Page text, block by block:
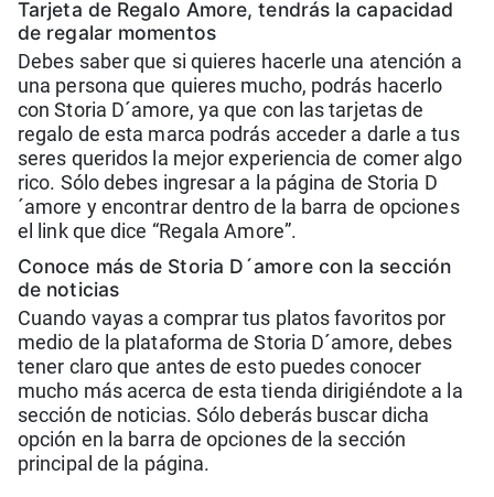
Tarjeta de Regalo Amore, tendrás la capacidad
de regalar momentos
Debes saber que si quieres hacerle una atención a
una persona que quieres mucho, podrás hacerlo
con Storia D´amore, ya que con las tarjetas de
regalo de esta marca podrás acceder a darle a tus
seres queridos la mejor experiencia de comer algo
rico. Sólo debes ingresar a la página de Storia D
´amore y encontrar dentro de la barra de opciones
el link que dice “Regala Amore”.
Conoce más de Storia D´amore con la sección
de noticias
Cuando vayas a comprar tus platos favoritos por
medio de la plataforma de Storia D´amore, debes
tener claro que antes de esto puedes conocer
mucho más acerca de esta tienda dirigiéndote a la
sección de noticias. Sólo deberás buscar dicha
opción en la barra de opciones de la sección
principal de la página.